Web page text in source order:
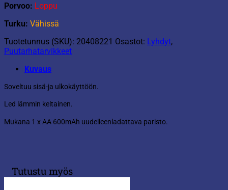
Porvoo: Loppu
Turku: Vähissä
Tuotetunnus (SKU): 20408221 Osastot: Lyhdyt,
Puutarhatarvikkeet
Kuvaus
Soveltuu sisä-ja ulkokäyttöön.
Led lämmin keltainen.
Mukana 1 x AA 600mAh uudelleenladattava paristo.
Tutustu myös